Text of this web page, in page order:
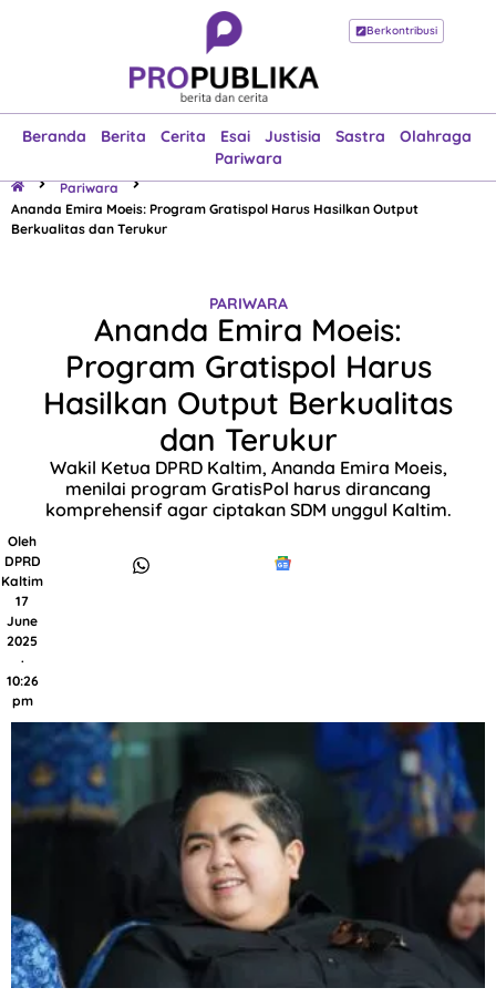
Berkontribusi
Beranda Berita Cerita Esai Justisia Sastra
Olahraga
Pariwara
Beranda
Esai
Justisia
Sastra
Olahraga
Pariwara
Pariwara
Ananda Emira Moeis: Program Gratispol Harus Hasilkan Output
Berkualitas dan Terukur
PARIWARA
Ananda Emira Moeis:
Program Gratispol Harus
Hasilkan Output Berkualitas
dan Terukur
Wakil Ketua DPRD Kaltim, Ananda Emira Moeis,
menilai program GratisPol harus dirancang
komprehensif agar ciptakan SDM unggul Kaltim.
Oleh
DPRD
Kaltim
17
June
2025
·
10:26
pm